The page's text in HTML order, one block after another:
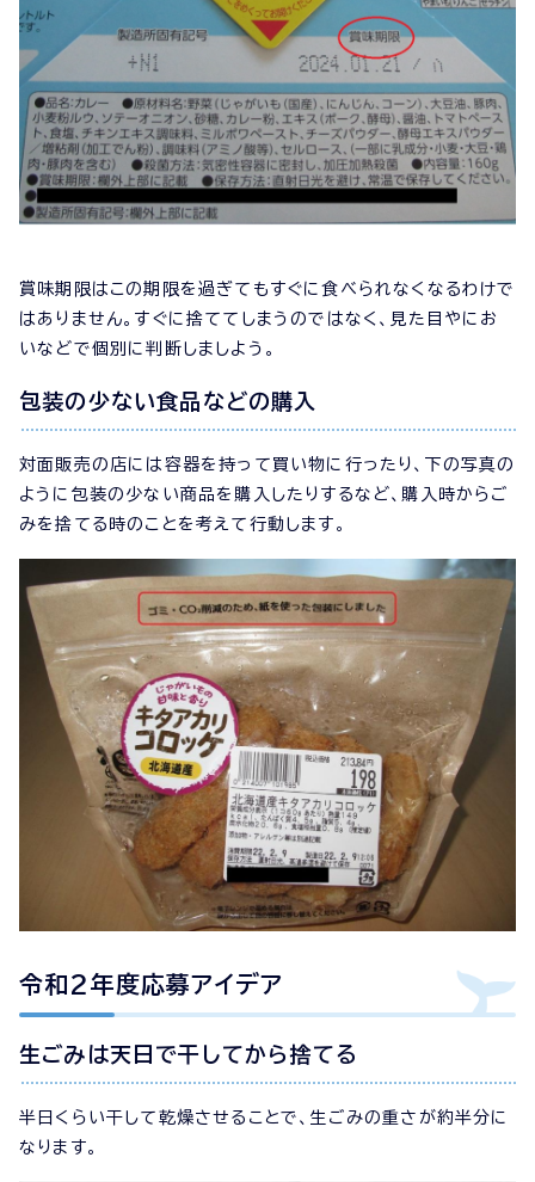
賞味期限はこの期限を過ぎてもすぐに食べられなくなるわけで
はありません。すぐに捨ててしまうのではなく、見た目やにお
いなどで個別に判断しましよう。
包装の少ない食品などの購入
対面販売の店には容器を持って買い物に行ったり、下の写真の
ように包装の少ない商品を購入したりするなど、購入時からご
みを捨てる時のことを考えて行動します。
令和2年度応募アイデア
生ごみは天日で干してから捨てる
半日くらい干して乾燥させることで、生ごみの重さが約半分に
なります。